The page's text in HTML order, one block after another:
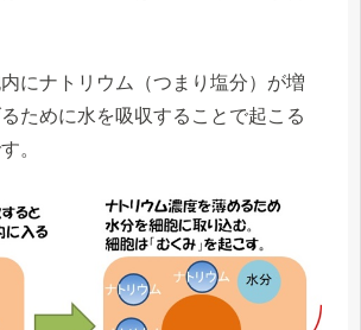
にナトリウム（つまり塩分）が増
ために水を吸収することで起こる
。